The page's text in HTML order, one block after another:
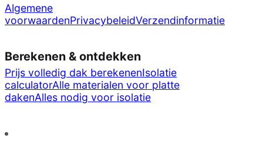
Algemene
voorwaardenPrivacybeleidVerzendinformatie
Berekenen & ontdekken
Prijs volledig dak berekenenIsolatie
calculatorAlle materialen voor platte
dakenAlles nodig voor isolatie